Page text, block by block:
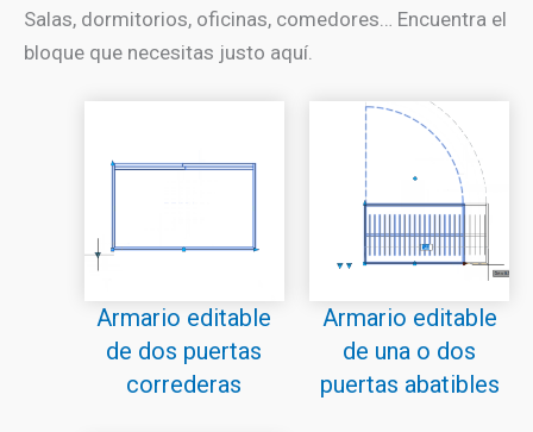
Salas, dormitorios, oficinas, comedores… Encuentra el
bloque que necesitas justo aquí.
Armario editable
de dos puertas
correderas
Armario editable
de una o dos
puertas abatibles